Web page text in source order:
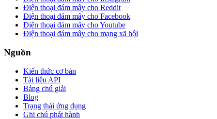
Điện thoại đám mây cho Reddit
Điện thoại đám mây cho Facebook
Điện thoại đám mây cho Youtube
Điện thoại đám mây cho mạng xã hội
Nguồn
Kiến thức cơ bản
Tài liệu API
Bảng chú giải
Blog
Trạng thái ứng dụng
Ghi chú phát hành